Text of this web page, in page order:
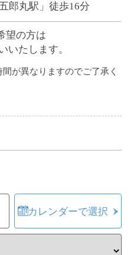
郎丸駅」徒歩16分
望の方は
いたします。
が異なりますのでご了承く
カレンダーで選択